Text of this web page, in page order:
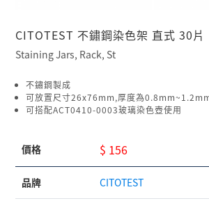
CITOTEST 不鏽鋼染色架 直式 30片
Staining Jars, Rack, St
不鏽鋼製成
可放置尺寸26x76mm,厚度為
可搭配ACT0410-0003玻璃染色壺使用
價格 $ 156
品牌 CITOTEST